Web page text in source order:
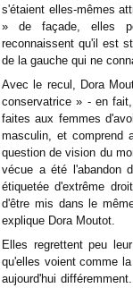
s'étaient elles-mêmes
» de façade, elles
reconnaissent qu'il est
de la gauche qui ne
Avec le recul, Dora
conservatrice » - en
faites aux femmes
masculin, et comprend
question de vision du
vécue a été l'abandon
étiquetée d'extrême
d'être mis dans le
explique Dora Moutot.
Elles regrettent peu
qu'elles voient comme
aujourd'hui